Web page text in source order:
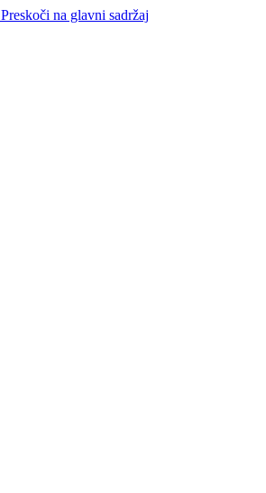
Preskoči na glavni sadržaj